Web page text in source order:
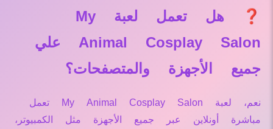
❓ هل تعمل لعبة My
Animal Cosplay Salon علي
جميع الأجهزة والمتصفحات؟
نعم، لعبة My Animal Cosplay Salon تعمل
مباشرة أونلاين عبر جميع الأجهزة مثل الكمبيوتر،